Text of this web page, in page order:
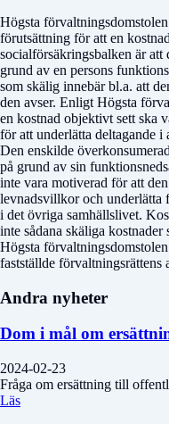
Högsta
förutsättning för att en
socialförsäkringsbalken är
grund av en persons
som skälig innebär bl.a. att
den avser. Enligt Högsta
en kostnad objektivt sett ska
för att underlätta deltagande
Den enskilde
på grund av sin
inte vara motiverad för att
levnadsvillkor och underlätta
i det övriga samhällslivet.
inte sådana skäliga
Högsta
fastställde förvaltningsrättens
Andra nyheter
Dom i mål om
2024-02-23
Fråga om ersättning till
Läs